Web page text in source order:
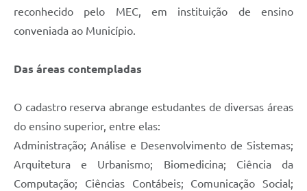
reconhecido pelo MEC, em instituição de ensino
conveniada ao Município.
Das áreas contempladas
O cadastro reserva abrange estudantes de diversas áreas
do ensino superior, entre elas:
Administração; Análise e Desenvolvimento de Sistemas;
Arquitetura e Urbanismo; Biomedicina; Ciência da
Computação; Ciências Contábeis; Comunicação Social;